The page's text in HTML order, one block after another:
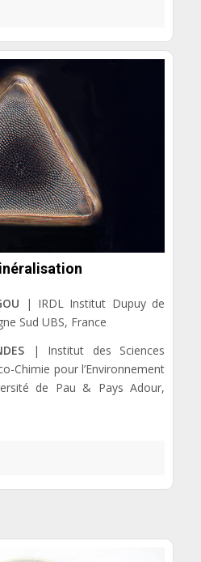
| IRDL Institut Dupuy de
Sud UBS, France
| Institut des Sciences
Chimie pour l’Environnement
de Pau & Pays Adour,